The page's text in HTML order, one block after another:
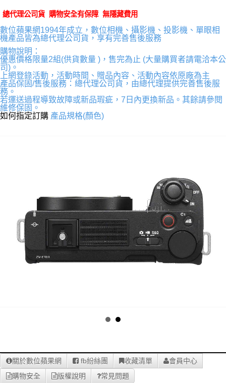
總代理公司貨 購物安全有保障 無隱藏費用
數位蘋果網1994年成立，數位相機、攝影機、投影機、單眼相
機產品皆為總代理公司貨，享有完善售後服務
購物說明：
優惠價格限量2組(供貨數量 )，售完為止 (大量購買者請電洽本公
司)。
上網登錄活動，活動時間、贈品內容、活動內容依原廠為主
產品保固/售後服務：總代理公司貨，由總代理提供完善售後服
務。
若運送過程導致故障或新品瑕疵，7日內更換新品。其餘請參閱
維修保固。
如何指定訂購 產品規格(顏色)
關於數位蘋果網 fb紛絲團 收藏清單
會員中心
購物安全
版權說明 常見問題